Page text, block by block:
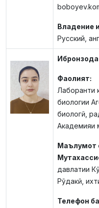
Владение
Русский,
Фаолият:
Лаборанти
биологии
биологӣ,
Академияи
Маълумот
давлатии
Рӯдакӣ,
Телефон